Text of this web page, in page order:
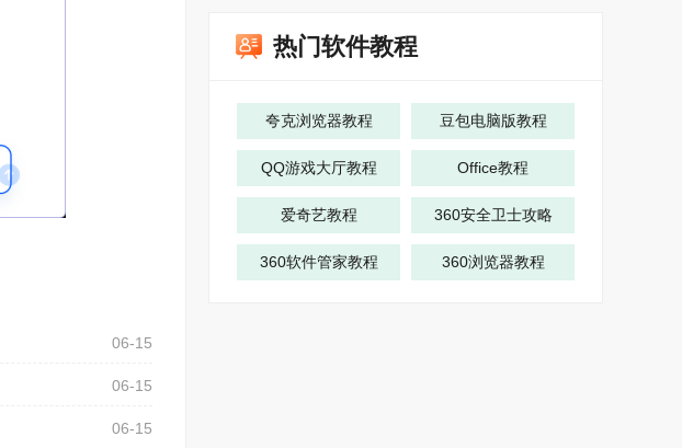
06-15
06-15
06-15
热门软件教程
夸克浏览器教程 豆包电脑版教程
QQ游戏大厅教程 Office教程
爱奇艺教程 360安全卫士攻略
360软件管家教程 360浏览器教程